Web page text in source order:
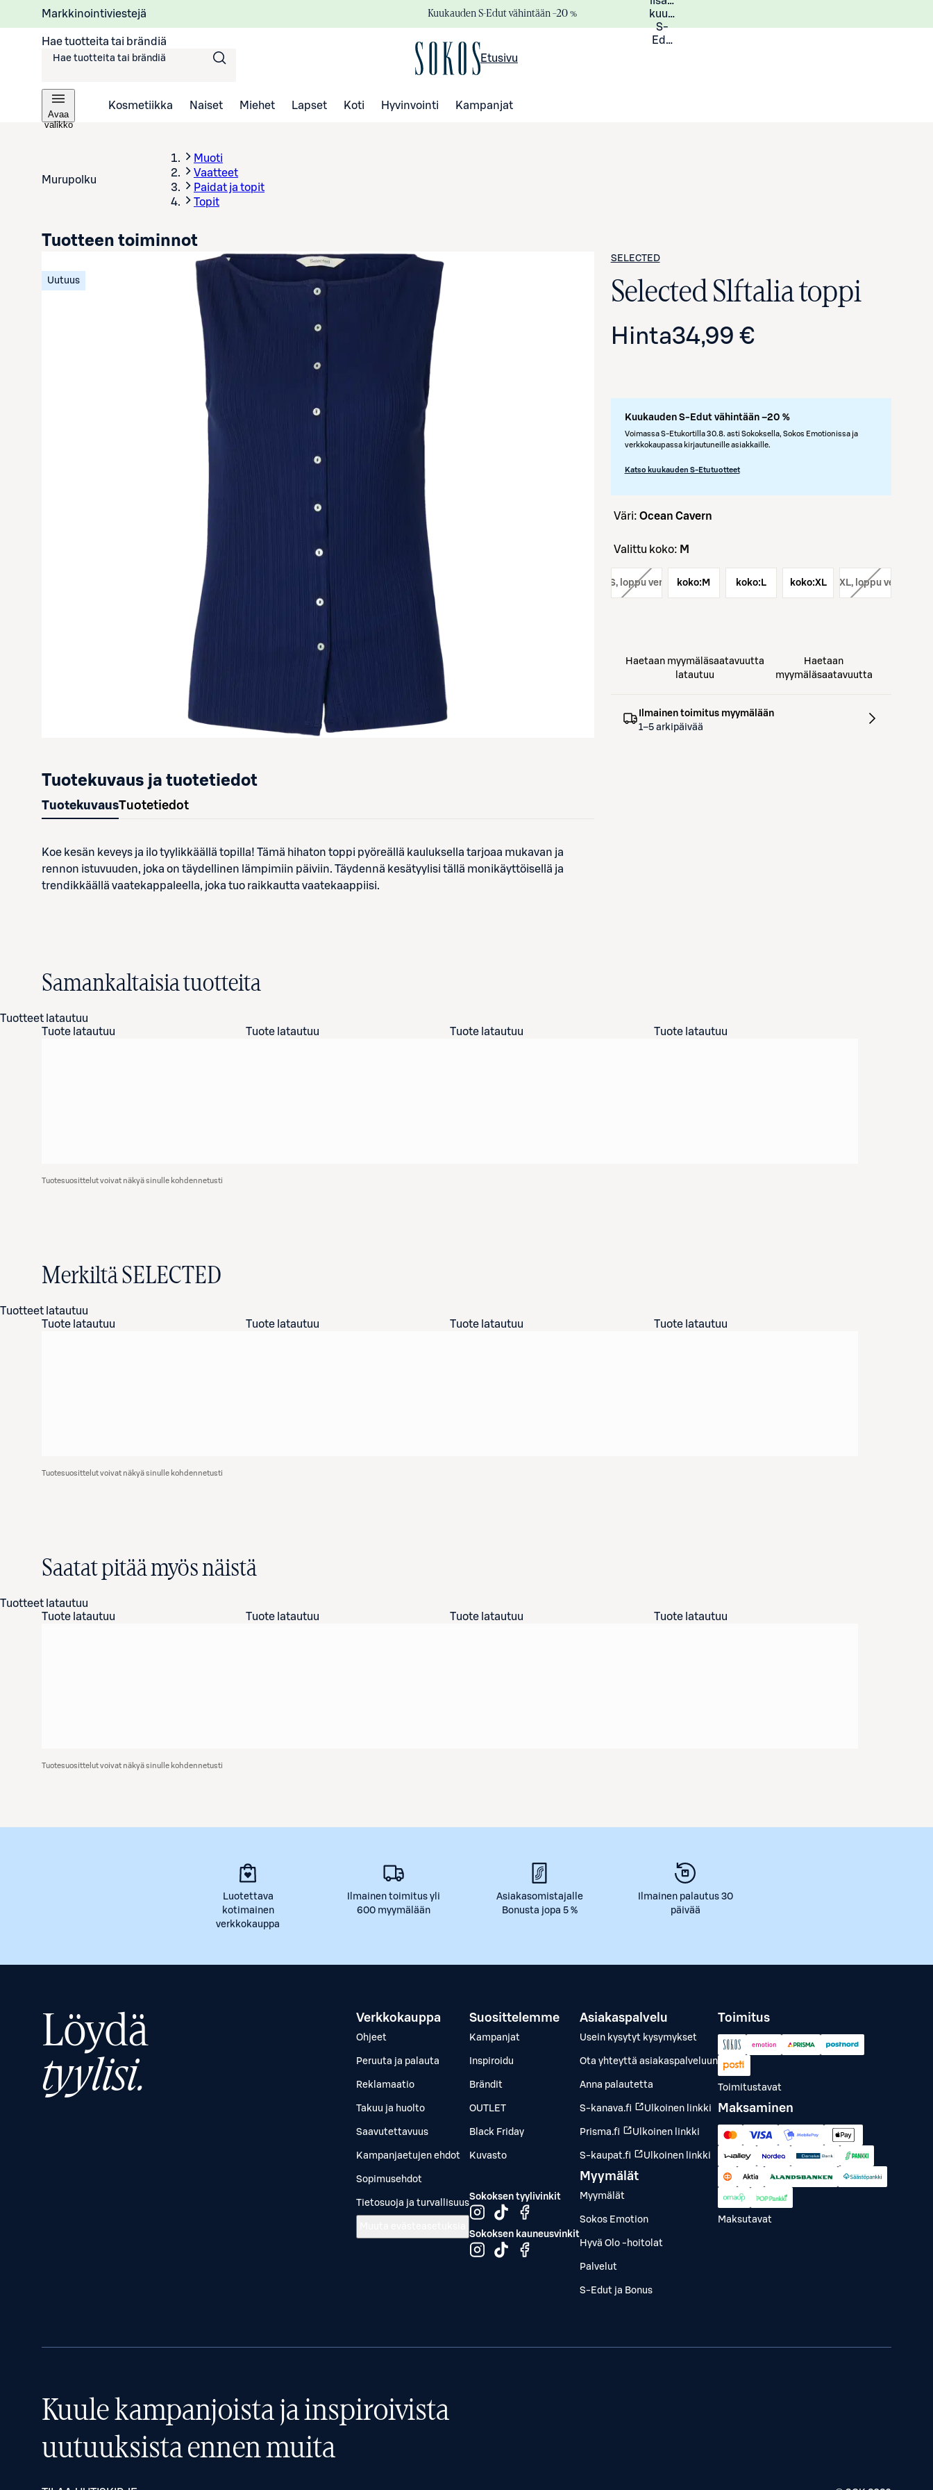
Markkinointiviestejä Kuukauden S-Edut vähintään –20 %
kuukauden
S-
Eduista
Hae tuotteita tai brändiä
Etusivu
Avaa
valikko
Kosmetiikka Naiset Miehet Lapset Koti Hyvinvointi Kampanjat
Murupolku
Muoti
Vaatteet
Paidat ja topit
Topit
Uutuus
SELECTED
Selected Slftalia toppi
Hinta34,99 €
Kuukauden S-Edut vähintään –20 %
Voimassa S-Etukortilla 30.8. asti Sokoksella, Sokos Emotionissa ja
verkkokaupassa kirjautuneille asiakkaille.
Katso kuukauden S-Etutuotteet
Tuotteen toiminnot
väri: Ocean Cavern
Valittu koko: M
S, loppu verkostakoko: M koko: L koko:XL
koko: XXL, loppu verkosta
Haetaan myymäläsaatavuutta
latautuu
Haetaan
myymäläsaatavuutta
Ilmainen toimitus myymälään
1–5 arkipäivää
Tuotekuvaus ja tuotetiedot
TuotekuvausTuotetiedot
Koe kesän keveys ja ilo tyylikkäällä topilla! Tämä hihaton toppi pyöreällä kauluksella tarjoaa mukavan ja
rennon istuvuuden, joka on täydellinen lämpimiin päiviin. Täydennä kesätyylisi tällä monikäyttöisellä ja
trendikkäällä vaatekappaleella, joka tuo raikkautta vaatekaappiisi.
Samankaltaisia tuotteita
Tuotteet latautuu
Tuote latautuu
Tuote latautuu Tuote latautuu Tuote latautuu
Tuotesuosittelut voivat näkyä sinulle kohdennetusti
Merkiltä SELECTED
Tuotteet latautuu
Tuote latautuu
Tuote latautuu Tuote latautuu Tuote latautuu
Tuotesuosittelut voivat näkyä sinulle kohdennetusti
Saatat pitää myös näistä
Tuotteet latautuu
Tuote latautuu
Tuote latautuu Tuote latautuu Tuote latautuu
Tuotesuosittelut voivat näkyä sinulle kohdennetusti
Luotettava
kotimainen
verkkokauppa
Ilmainen toimitus yli
600 myymälään
Asiakasomistajalle
Bonusta jopa 5 %
Ilmainen palautus 30
päivää
Löydä
tyylisi.
Verkkokauppa
Ohjeet
Peruuta ja palauta
Reklamaatio
Takuu ja huolto
Saavutettavuus
Kampanjaetujen ehdot
Sopimusehdot
Tietosuoja ja turvallisuus
Suosittelemme
Kampanjat
Inspiroidu
Brändit
OUTLET
Black Friday
Kuvasto
Sokoksen tyylivinkit
Sokoksen kauneusvinkit
Asiakaspalvelu
Usein kysytyt kysymykset
Ota yhteyttä asiakaspalveluun
Anna palautetta
S-kanava.fi Ulkoinen linkki
Prisma.fi Ulkoinen linkki
S-kaupat.fi Ulkoinen linkki
Myymälät
Myymälät
Sokos Emotion
Hyvä Olo -hoitolat
Palvelut
S-Edut ja Bonus
Toimitus
Toimitustavat
Maksaminen
Maksutavat
Kuule kampanjoista ja inspiroivista
uutuuksista ennen muita